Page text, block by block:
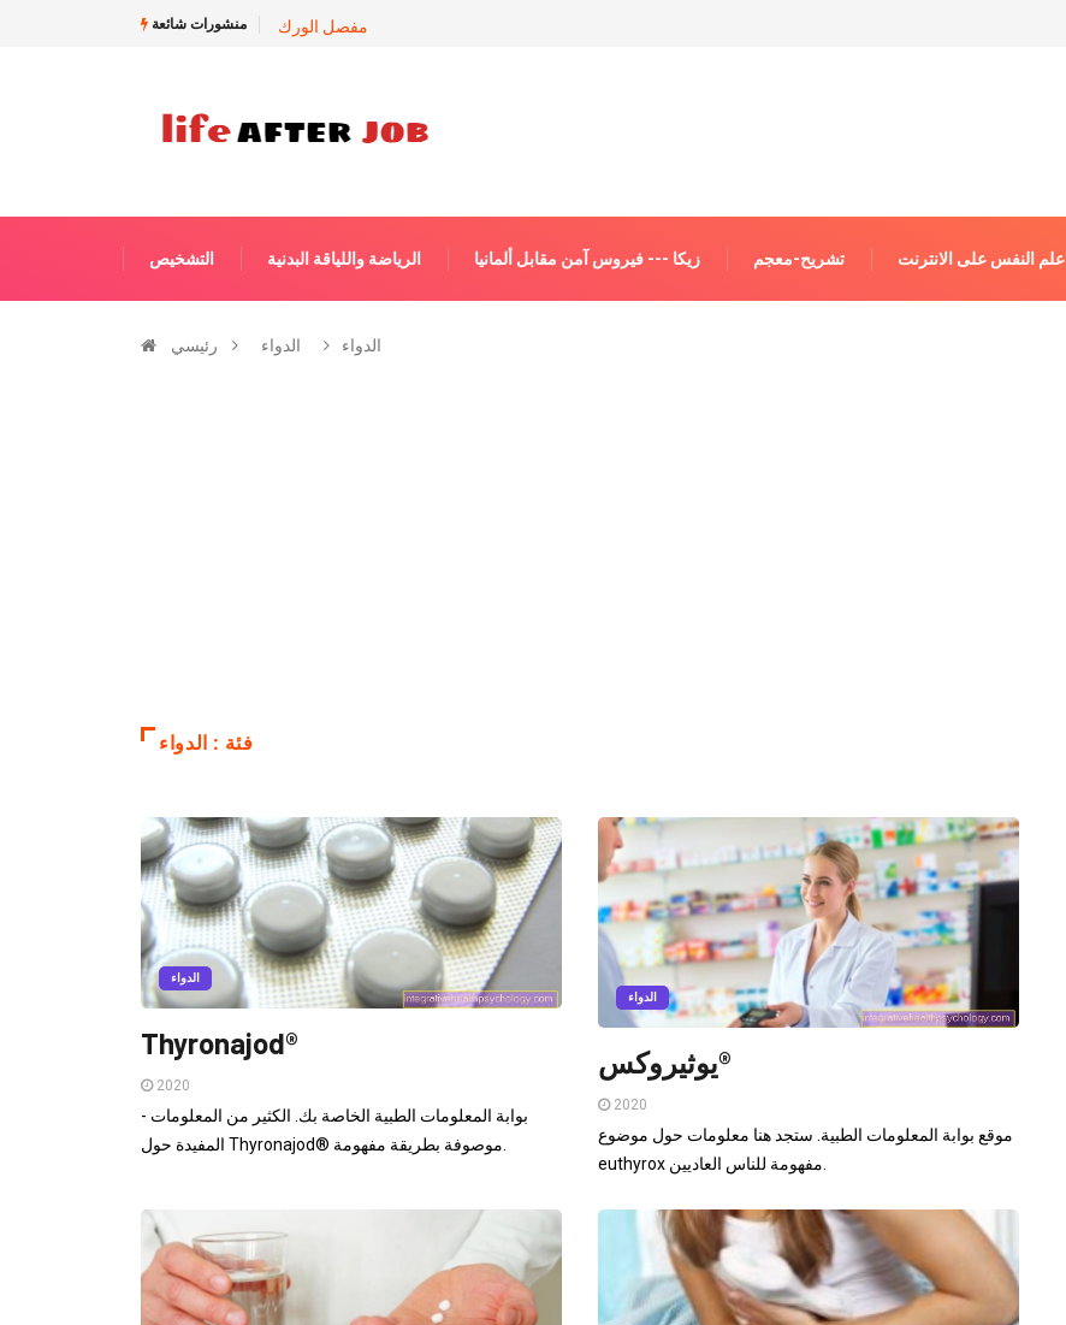
منشورات شائعة مفصل الورك
التشخيص الرياضة واللياقة البدنية زيكا --- فيروس آمن مقابل ألمانيا تشريح-معجم علم النفس على الانترنت
رئيسي الدواء الدواء
فئة : الدواء
الدواء
Thyronajod®
2020
- بوابة المعلومات الطبية الخاصة بك. الكثير من المعلومات
المفيدة حول Thyronajod® موصوفة بطريقة مفهومة.
الدواء
يوثيروكس®
2020
موقع بوابة المعلومات الطبية. ستجد هنا معلومات حول موضوع